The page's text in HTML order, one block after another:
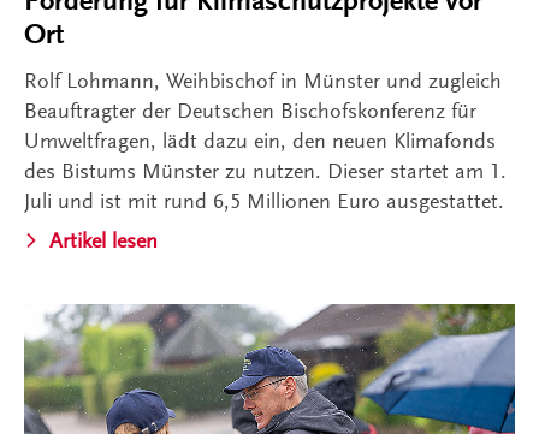
Ort
Rolf Lohmann, Weihbischof in Münster und zugleich
Beauftragter der Deutschen Bischofskonferenz für
Umweltfragen, lädt dazu ein, den neuen Klimafonds
des Bistums Münster zu nutzen. Dieser startet am 1.
Juli und ist mit rund 6,5 Millionen Euro ausgestattet.
Artikel lesen